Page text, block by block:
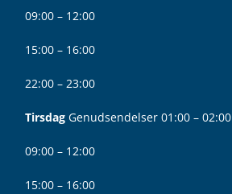
09:00 – 12:00
15:00 – 16:00
22:00 – 23:00
Tirsdag Genudsendelser 01:00 – 02:00
09:00 – 12:00
15:00 – 16:00